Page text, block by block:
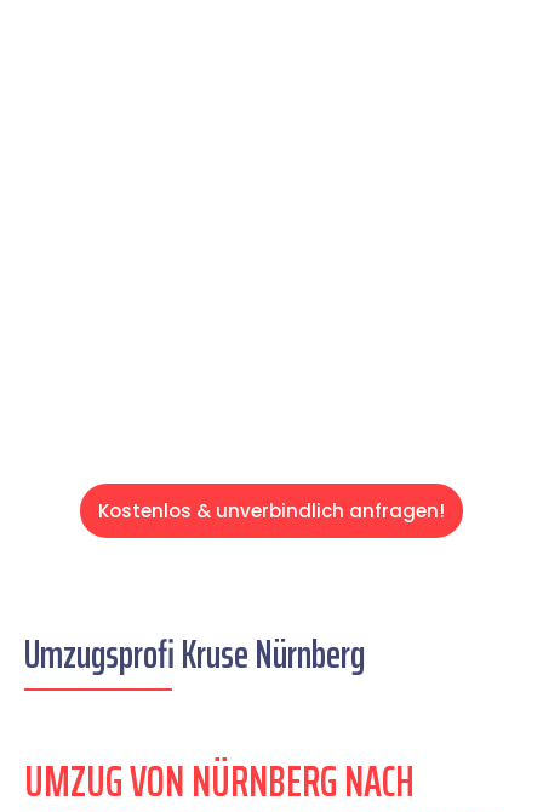
Kostenlos & unverbindlich anfragen!
Umzugsprofi Kruse Nürnberg
UMZUG VON NÜRNBERG NACH